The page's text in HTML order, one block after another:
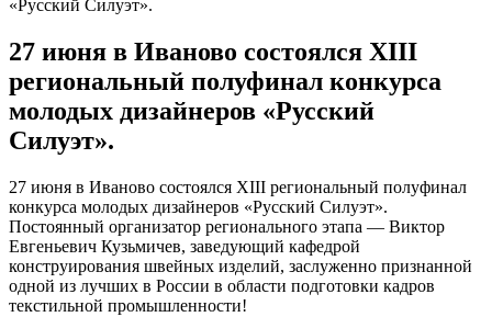
«Русский Силуэт».
27 июня в Иваново состоялся XIII
региональный полуфинал конкурса
молодых дизайнеров «Русский
Силуэт».
27 июня в Иваново состоялся XIII региональный полуфинал
конкурса молодых дизайнеров «Русский Силуэт».
Постоянный организатор регионального этапа — Виктор
Евгеньевич Кузьмичев, заведующий кафедрой
конструирования швейных изделий, заслуженно признанной
одной из лучших в России в области подготовки кадров
текстильной промышленности!